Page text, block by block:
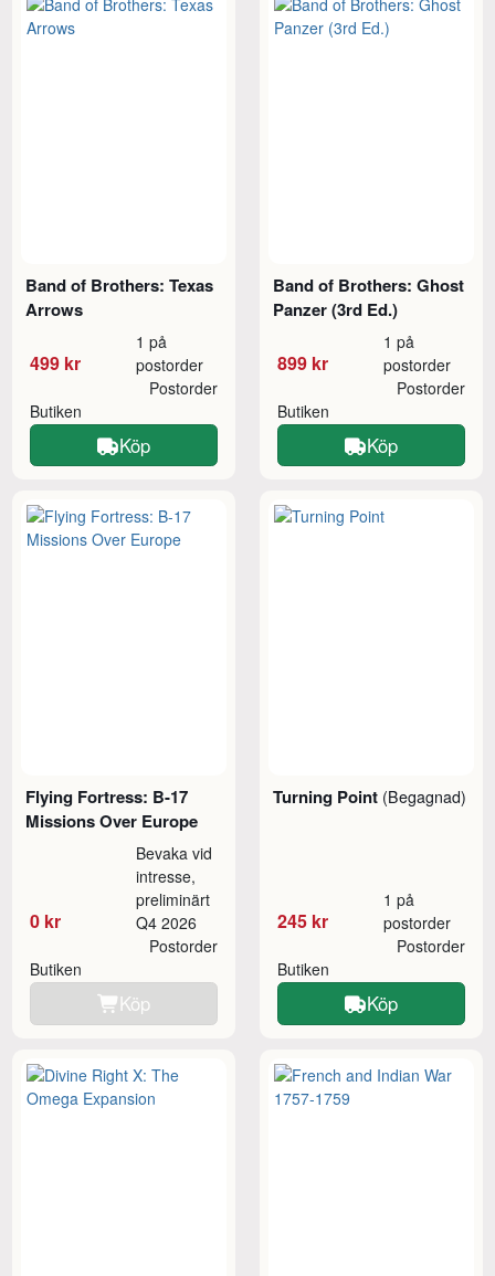
Band of Brothers: Texas
Arrows
499 kr
1 på
postorder
Butiken
Postorder
Köp
Band of Brothers: Ghost
Panzer (3rd Ed.)
899 kr
1 på
postorder
Butiken
Postorder
Köp
Flying Fortress: B-17
Missions Over Europe
0 kr
Bevaka vid
intresse,
preliminärt
Q4 2026
Butiken
Postorder
Köp
Turning Point (Begagnad)
245 kr
1 på
postorder
Butiken
Postorder
Köp